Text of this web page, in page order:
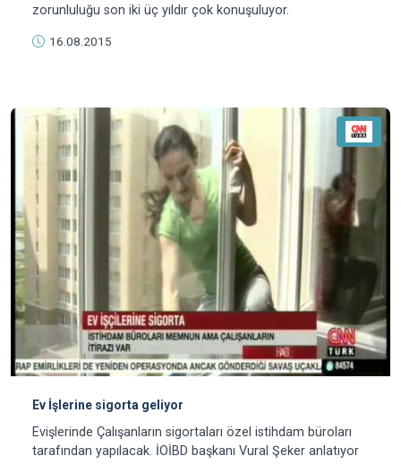
zorunluluğu son iki üç yıldır çok konuşuluyor.
16.08.2015
Ev İşlerine sigorta geliyor
Evişlerinde Çalışanların sigortaları özel istihdam büroları
tarafından yapılacak. İOİBD başkanı Vural Şeker anlatıyor